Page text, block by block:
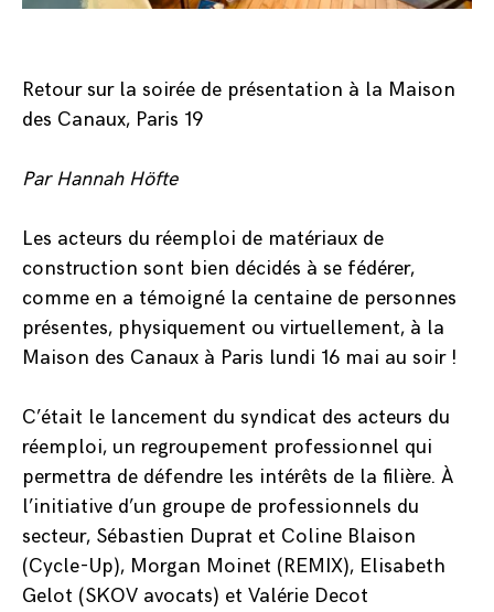
Retour sur la soirée de présentation à la Maison
des Canaux, Paris 19
Par Hannah Höfte
Les acteurs du réemploi de matériaux de
construction sont bien décidés à se fédérer,
comme en a témoigné la centaine de personnes
présentes, physiquement ou virtuellement, à la
Maison des Canaux à Paris lundi 16 mai au soir !
C’était le lancement du syndicat des acteurs du
réemploi, un regroupement professionnel qui
permettra de défendre les intérêts de la filière. À
l’initiative d’un groupe de professionnels du
secteur, Sébastien Duprat et Coline Blaison
(Cycle-Up), Morgan Moinet (REMIX), Elisabeth
Gelot (SKOV avocats) et Valérie Decot